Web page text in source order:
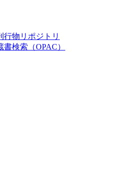
行物リポジトリ
検索（OPAC）